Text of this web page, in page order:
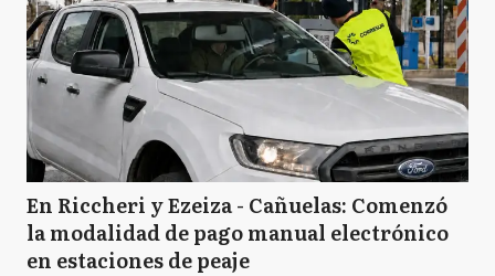
En Riccheri y Ezeiza - Cañuelas: Comenzó
la modalidad de pago manual electrónico
en estaciones de peaje